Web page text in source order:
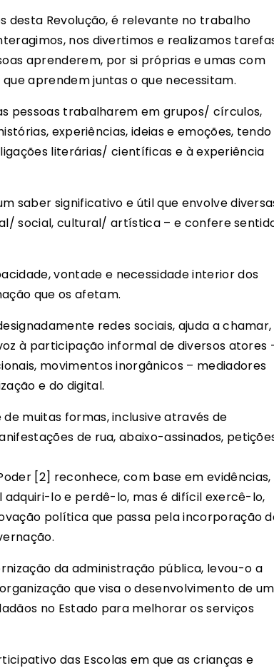
desta Revolução, é relevante no trabalho
nos divertimos e realizamos
aprenderem, por si próprias e umas com
aprendem juntas o que necessitam.
pessoas trabalharem em grupos/ círculos,
experiências, ideias e emoções, tendo
literárias/ científicas e à experiência
saber significativo e útil que envolve
social, cultural/ artística – e confere
vontade e necessidade interior dos
que os afetam.
redes sociais, ajuda a chamar,
à participação informal de diversos atores
movimentos inorgânicos – mediadores
e do digital.
muitas formas, inclusive através de
de rua, abaixo-assinados,
[2] reconhece, com base em evidências,
lo e perdê-lo, mas é difícil exercê-lo,
política que passa pela incorporação
da administração pública, levou-o a
que visa o desenvolvimento de um
no Estado para melhorar os serviços
das Escolas em que as crianças e